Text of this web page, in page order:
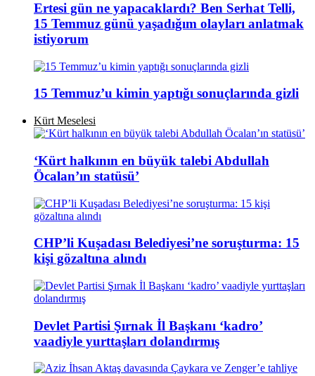
Ertesi gün ne yapacaklardı? Ben Serhat Telli,
15 Temmuz günü yaşadığım olayları anlatmak
istiyorum
15 Temmuz’u kimin yaptığı sonuçlarında gizli
Kürt Meselesi
‘Kürt halkının en büyük talebi Abdullah
Öcalan’ın statüsü’
CHP’li Kuşadası Belediyesi’ne soruşturma: 15
kişi gözaltına alındı
Devlet Partisi Şırnak İl Başkanı ‘kadro’
vaadiyle yurttaşları dolandırmış